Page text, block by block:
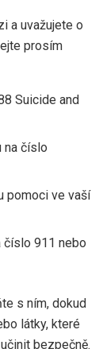
a uvažujete o
prosím
Suicide and
na číslo
pomoci ve vaší
číslo 911 nebo
s ním, dokud
látky, které
bezpečně.